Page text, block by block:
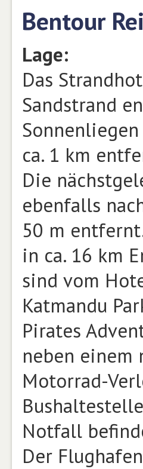
Bentour
Lage:
Das
Sandstrand
ca. 1 km
Die
ebenfalls
50 m
in ca. 16 km
sind vom
Katmandu
Pirates
neben einem
Motorrad-
Notfall
Der